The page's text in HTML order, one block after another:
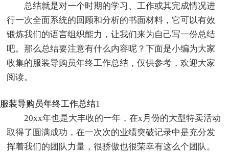
总结就是对一个时期的学习、工作或其完成情况进
行一次全面系统的回顾和分析的书面材料，它可以有效
锻炼我们的语言组织能力，让我们来为自己写一份总结
吧。那么总结要注意有什么内容呢？下面是小编为大家
收集的服装导购员年终工作总结，仅供参考，欢迎大家
阅读。
服装导购员年终工作总结1
20xx年也是大丰收的一年，在x月份的大型特卖活动
取得了圆满成功，在一次次的业绩突破记录中是充分发
挥着我们的团队力量，很骄傲也很荣幸有这么个团队。